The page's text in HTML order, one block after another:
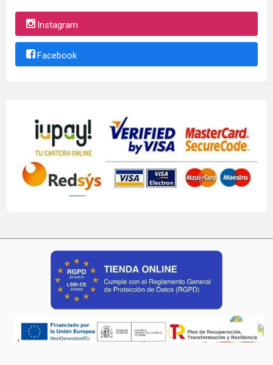
Instagram
Facebook